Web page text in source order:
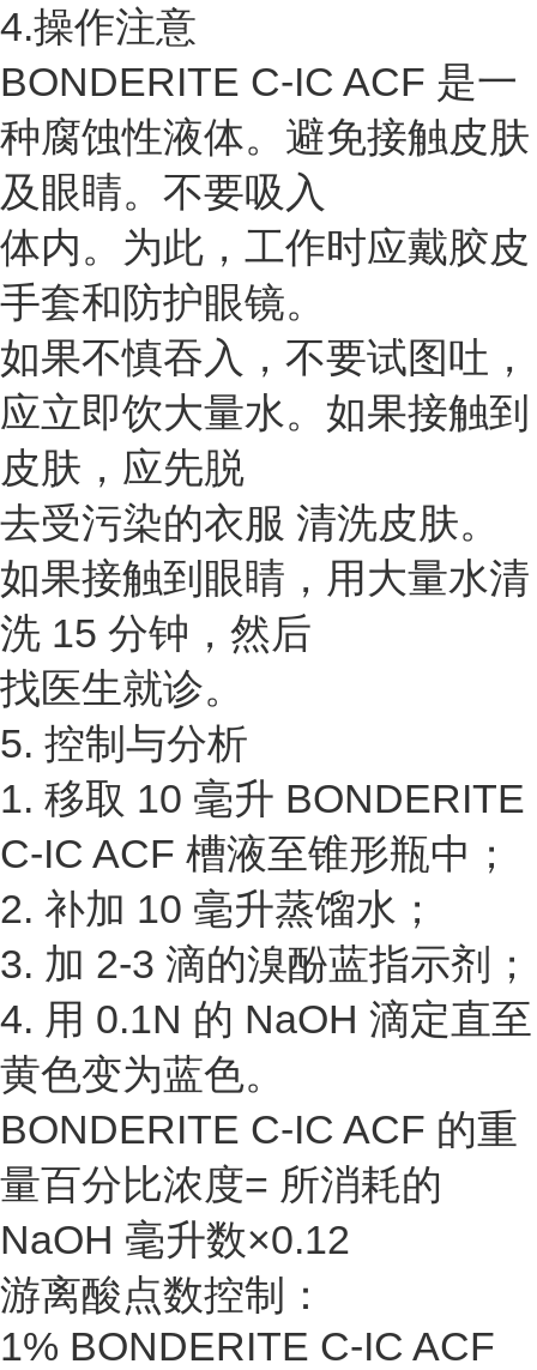
4.操作注意
BONDERITE C-IC ACF 是一
种腐蚀性液体。避免接触皮肤
及眼睛。不要吸入
体内。为此，工作时应戴胶皮
手套和防护眼镜。
如果不慎吞入，不要试图吐，
应立即饮大量水。如果接触到
皮肤，应先脱
去受污染的衣服 清洗皮肤。
如果接触到眼睛，用大量水清
洗 15 分钟，然后
找医生就诊。
5. 控制与分析
1. 移取 10 毫升 BONDERITE
C-IC ACF 槽液至锥形瓶中；
2. 补加 10 毫升蒸馏水；
3. 加 2-3 滴的溴酚蓝指示剂；
4. 用 0.1N 的 NaOH 滴定直至
黄色变为蓝色。
BONDERITE C-IC ACF 的重
量百分比浓度= 所消耗的
NaOH 毫升数×0.12
游离酸点数控制：
1% BONDERITE C-IC ACF